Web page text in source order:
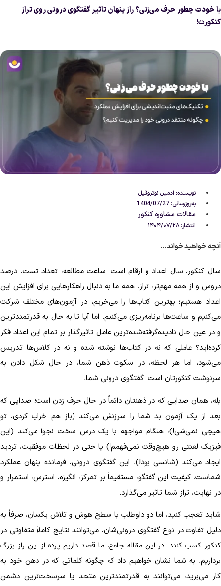
خودت چطور حرف می‌زنی؟ راز پنهان تاثیر گفتگوی درونی روی تراز
نویسنده:ادمین نوتروفیل
به‌روزرسانی: 1404/07/27
مقالات مشاوره‌ کنکور
انتشار:۱۴۰۴/۰۷/۲۸
خواهید خواند...
کنکور، سال اعداد و ارقام است: ساعت مطالعه، تعداد تست، درصد
و از همه مهم‌تر، تراز. همه ما به دنبال راهکارهایی برای افزایش این
هستیم؛ بهترین کتاب‌ها را می‌خریم، در آزمون‌های مختلف شرکت
و ساعت‌ها برنامه‌ریزی می‌کنیم. اما آیا تا به حال به قدرتمندترین
در عین حال نادیده‌گرفته‌شده‌ترین عامل تاثیرگذار بر تمام این اعداد فکر
عاملی که نه در کتاب‌ها نوشته شده و نه در کلاس‌ها تدریس
اما هر لحظه، در سکوت ذهن شما، در حال شکل دادن به
کنکورتان است: گفتگوی درونی شما.
همان صدایی که در ذهنتان دائماً در حال حرف زدن است؛ صدایی که
از یک آزمون بد شما را سرزنش می‌کند (باز هم خراب کردی، تو
نمی‌شی!)، هنگام مواجهه با یک درس سخت نجوا می‌کند (این
لعنتی رو هیچ‌وقت نمی‌فهمم!) یا حتی در لحظات موفقیت، تردید
می‌کند (شانسی بود!). این گفتگوی درونی، فرمانده پنهان عملکرد
کیفیت این گفتگو، مستقیماً بر تمرکز، انگیزه، استرس، استمرار و
نهایت، تراز شما تاثیر می‌گذارد.
تعجب کنید، اما دو داوطلب با سطح هوش و تلاش یکسان، صرفاً به
تفاوت در نوع گفتگوی درونی‌شان، می‌توانند نتایج کاملاً متفاوتی در
کسب کنند. در این مقاله جامع، ما قصد داریم پرده از این راز بزرگ
به شما نشان خواهیم داد که چگونه کلماتی که در ذهن خود به
می‌برید، می‌توانند به قدرتمندترین متحد یا سرسخت‌ترین دشمن